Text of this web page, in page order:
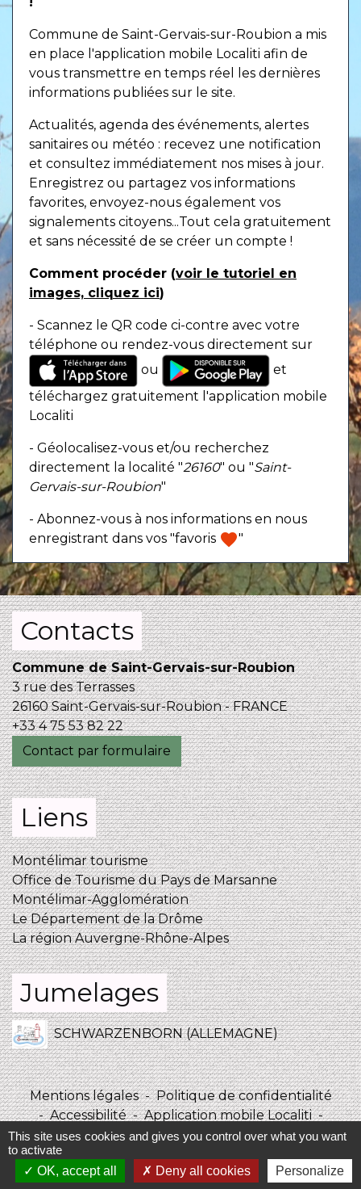
Commune de Saint-Gervais-sur-Roubion a mis
en place l'application mobile Localiti afin de
vous transmettre en temps réel les dernières
informations publiées sur le site.
Actualités, agenda des événements, alertes
sanitaires ou météo : recevez une notification
et consultez immédiatement nos mises à jour.
Enregistrez ou partagez vos informations
favorites, envoyez-nous également vos
signalements citoyens...Tout cela gratuitement
et sans nécessité de se créer un compte !
Comment procéder (voir le tutoriel en
images, cliquez ici)
- Scannez le QR code ci-contre avec votre
téléphone ou rendez-vous directement sur
ou
et
téléchargez gratuitement l'application mobile
Localiti
- Géolocalisez-vous et/ou recherchez
directement la localité "26160" ou "Saint-
Gervais-sur-Roubion"
- Abonnez-vous à nos informations en nous
enregistrant dans vos "favoris favorite"
Contacts
Commune de Saint-Gervais-sur-Roubion
3 rue des Terrasses
26160 Saint-Gervais-sur-Roubion - FRANCE
+33 4 75 53 82 22
Contact par formulaire
Liens
Montélimar tourisme
Office de Tourisme du Pays de Marsanne
Montélimar-Agglomération
Le Département de la Drôme
La région Auvergne-Rhône-Alpes
Jumelages
SCHWARZENBORN (ALLEMAGNE)
Mentions légales - Politique de confidentialité
- Accessibilité - Application mobile Localiti -
Plan du site - Gestion des cookies
Site créé en partenariat avec Réseau des Communes
This site uses cookies and gives you control over what you want
to activate
OK, accept all
Deny all cookies Personalize